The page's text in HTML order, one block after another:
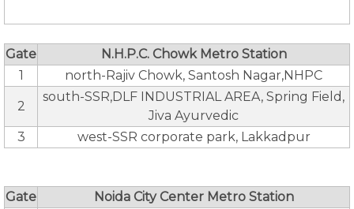
Gate
N.H.P.C. Chowk Metro Station
1
north-Rajiv Chowk, Santosh Nagar,NHPC
2
south-SSR,DLF INDUSTRIAL AREA, Spring Field,
Jiva Ayurvedic
3
west-SSR corporate park, Lakkadpur
Gate
Noida City Center Metro Station